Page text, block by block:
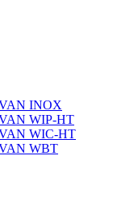
INOX
WIP-HT
WIC-HT
WBT